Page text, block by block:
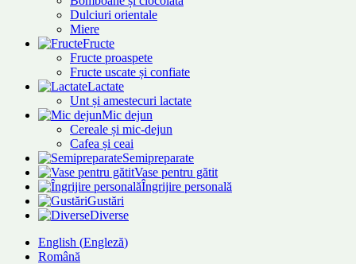
Dulciuri orientale
Miere
Fructe
Fructe proaspete
Fructe uscate și confiate
Lactate
Unt și amestecuri lactate
Mic dejun
Cereale și mic-dejun
Cafea și ceai
Semipreparate
Vase pentru gătit
Îngrijire personală
Gustări
Diverse
English (Engleză)
Română